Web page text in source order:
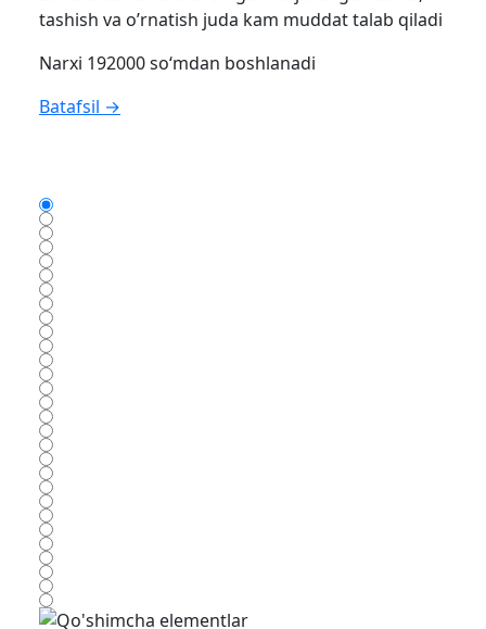
tashish va o’rnatish juda kam muddat talab qiladi
Narxi 192000 so‘mdan boshlanadi
Batafsil →